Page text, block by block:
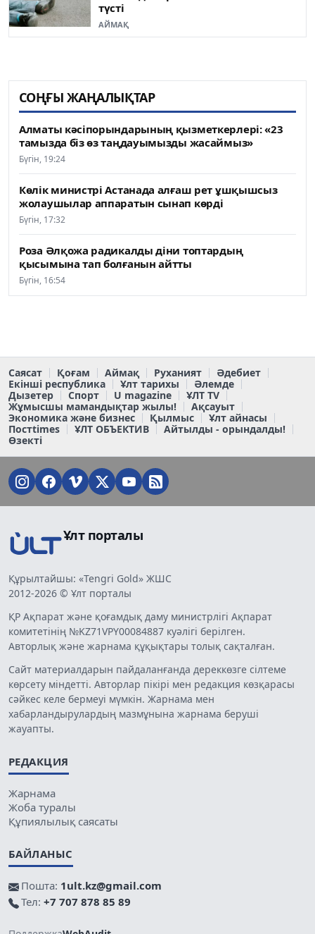
түсті
АЙМАҚ
СОҢҒЫ ЖАҢАЛЫҚТАР
Алматы кәсіпорындарының қызметкерлері: «23
тамызда біз өз таңдауымызды жасаймыз»
Бүгін, 19:24
Көлік министрі Астанада алғаш рет ұшқышсыз
жолаушылар аппаратын сынап көрді
Бүгін, 17:32
Роза Әлқожа радикалды діни топтардың
қысымына тап болғанын айтты
Бүгін, 16:54
Саясат Қоғам Аймақ Руханият
Әдебиет
Екінші республика
Ұлт тарихы
Әлемде
Дызетер
Спорт U magazine
ҰЛТ TV
Жұмысшы мамандықтар жылы!
Ақсауыт
Экономика және бизнес
Қылмыс
Ұлт айнасы
Постtimes
ҰЛТ ОБЪЕКТИВ
Айтылды - орындалды!
Өзекті
Ұлт порталы
Құрылтайшы: «Tengri Gold» ЖШС
2012-2026 © Ұлт порталы
ҚР Ақпарат және қоғамдық даму министрлігі Ақпарат
комитетінің №KZ71VPY00084887 куәлігі берілген.
Авторлық және жарнама құқықтары толық сақталған.
Сайт материалдарын пайдаланғанда дереккөзге сілтеме
көрсету міндетті. Авторлар пікірі мен редакция көзқарасы
сәйкес келе бермеуі мүмкін. Жарнама мен
хабарландырулардың мазмұнына жарнама беруші
жауапты.
РЕДАКЦИЯ
Жарнама
Жоба туралы
Құпиялылық саясаты
БАЙЛАНЫС
Пошта: 1ult.kz@gmail.com
Тел: +7 707 878 85 89